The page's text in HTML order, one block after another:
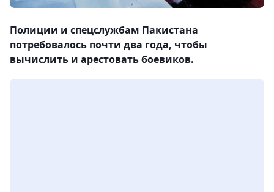
Полиции и спецслужбам Пакистана
потребовалось почти два года, чтобы
вычислить и арестовать боевиков.